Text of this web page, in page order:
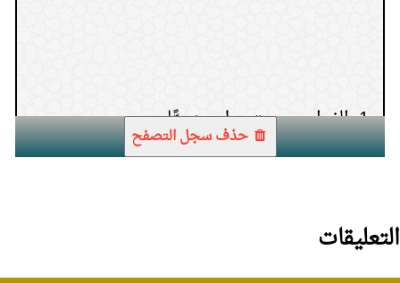
حذف سجل التصفح
التعليقات